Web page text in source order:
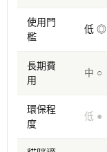
使用門
檻
低 ◎
長期費
用
中 ○
環保程
度
低 ●